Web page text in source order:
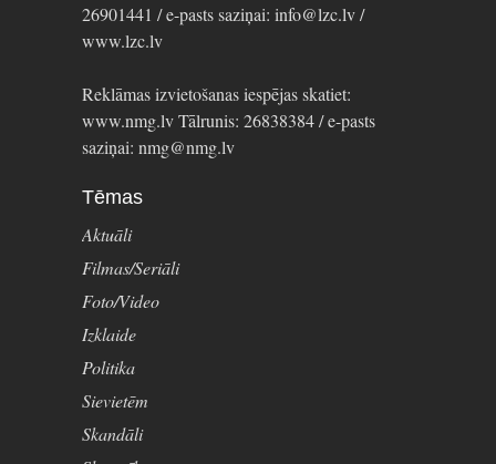
26901441 / e-pasts saziņai: info@lzc.lv /
www.lzc.lv
Reklāmas izvietošanas iespējas skatiet:
www.nmg.lv Tālrunis: 26838384 / e-pasts
saziņai: nmg@nmg.lv
Tēmas
Aktuāli
Filmas/Seriāli
Foto/Video
Izklaide
Politika
Sievietēm
Skandāli